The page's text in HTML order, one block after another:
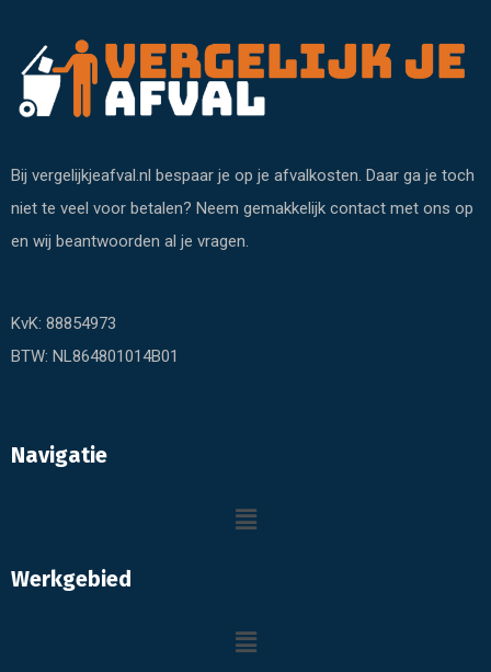
Bij vergelijkjeafval.nl bespaar je op je afvalkosten. Daar ga je toch
niet te veel voor betalen? Neem gemakkelijk contact met ons op
en wij beantwoorden al je vragen.
KvK: 88854973
BTW: NL864801014B01
Navigatie
Werkgebied